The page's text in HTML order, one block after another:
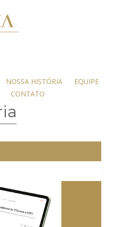
NOSSA HISTÓRIA
EQUIPE
CONTATO